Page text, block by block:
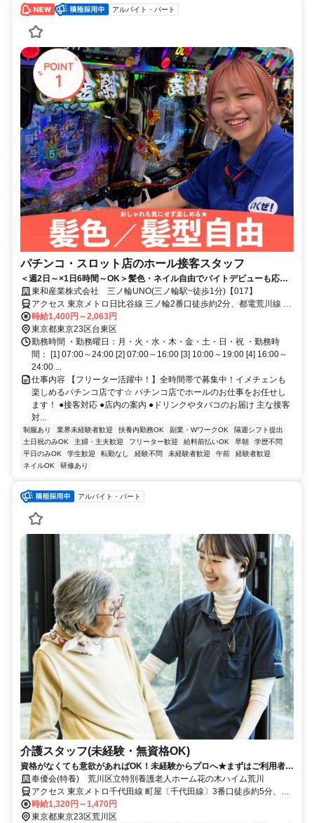
アルバイト・パート
パチンコ・スロット店のホール接客スタッフ
＜週2日～×1日6時間～OK＞髪色・ネイル自由でバイトデビューも応援
します！
東和産業株式会社 三ノ輪UNO(三ノ輪駅~徒歩1分)【017】
アクセス 東京メトロ日比谷線 三ノ輪2番口徒歩約2分、都電荒川線 三
ノ輪橋徒歩約4分、都電荒川線 荒川一中前徒歩約9分 東京メトロ日比
谷線「三ノ輪駅」～徒歩1分
時給1,400円～2,063円
東京都東京23区台東区
勤務時間 ・勤務曜日：月・火・水・木・金・土・日・祝 ・勤務時
間： [1] 07:00～24:00 [2] 07:00～16:00 [3] 10:00～19:00 [4] 16:00～
24:00 ...
仕事内容 【フリーター活躍中！】全時間帯で募集中！イメチェンも
楽しめるパチンコ店です☆ パチンコ店でホールのお仕事をお任せし
ます！ ●接客対応 ●店内の案内 ●ドリンクやタバコのお届け 主な接客
対...
制服あり 業界未経験者歓迎 扶養内勤務OK 副業・WワークOK
隔週シフト提出
土日祝のみOK
主婦・主夫歓迎 フリーター歓迎 給料前払いOK 早朝
学歴不問
平日のみOK
学生歓迎 転勤なし 経験不問 未経験者歓迎 午前
経験者歓迎
ネイルOK
研修あり
アルバイト・パート
介護スタッフ(未経験・無資格OK)
資格がなくても意欲があればOK！未経験からプロへ★まずはご利用者様
のお顔とお名前を覚えるところから始めましょう【♪】
奉優会(特養) 荒川区立特別養護老人ホーム花の木ハイム荒川
アクセス 東京メトロ千代田線 町屋〔千代田線〕3番口徒歩約5分、京
成本線 新三河島徒歩約5分、都電荒川線 町屋二丁目徒歩約6分
時給1,320円～1,470円
東京都東京23区荒川区